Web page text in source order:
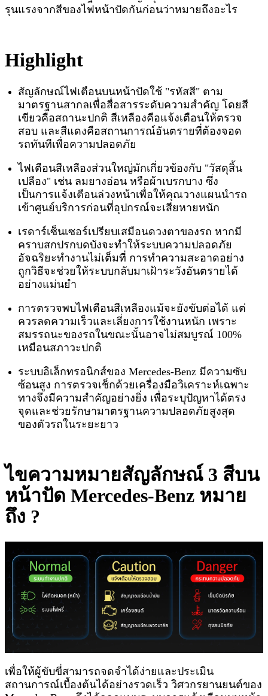
รุนแรงจากสีของไฟหน้าปัดกันก่อนว่าหมายถึงอะไร
Highlight
สัญลักษณ์ไฟเตือนบนหน้าปัดใช้ "รหัสสี" ตาม
มาตรฐานสากลเพื่อสื่อสารระดับความสำคัญ โดยสี
เขียวคือสถานะปกติ สีเหลืองคือแจ้งเตือนให้ตรวจ
สอบ และสีแดงคือสถานการณ์อันตรายที่ต้องจอด
รถทันทีเพื่อความปลอดภัย
ไฟเตือนสีเหลืองส่วนใหญ่มักเกี่ยวข้องกับ "วัสดุสิ้น
เปลือง" เช่น ลมยางอ่อน หรือผ้าเบรกบาง ซึ่ง
เป็นการแจ้งเตือนล่วงหน้าเพื่อให้คุณวางแผนนำรถ
เข้าศูนย์บริการก่อนที่อุปกรณ์จะเสียหายหนัก
เรดาร์เซ็นเซอร์เปรียบเสมือนดวงตาของรถ หากมี
คราบสกปรกบดบังจะทำให้ระบบความปลอดภัย
อัจฉริยะทำงานไม่เต็มที่ การทำความสะอาดอย่าง
ถูกวิธีจะช่วยให้ระบบกลับมาเฝ้าระวังอันตรายได้
อย่างแม่นยำ
การตรวจพบไฟเตือนสีเหลืองแม้จะยังขับต่อได้ แต่
ควรลดความเร็วและเลี่ยงการใช้งานหนัก เพราะ
สมรรถนะของรถในขณะนั้นอาจไม่สมบูรณ์ 100%
เหมือนสภาวะปกติ
ระบบอิเล็กทรอนิกส์ของ Mercedes-Benz มีความซับ
ซ้อนสูง การตรวจเช็กด้วยเครื่องมือวิเคราะห์เฉพาะ
ทางจึงมีความสำคัญอย่างยิ่ง เพื่อระบุปัญหาได้ตรง
จุดและช่วยรักษามาตรฐานความปลอดภัยสูงสุด
ของตัวรถในระยะยาว
ไขความหมายสัญลักษณ์ 3 สีบน
หน้าปัด Mercedes-Benz หมาย
ถึง ?
เพื่อให้ผู้ขับขี่สามารถจดจำได้ง่ายและประเมิน
สถานการณ์เบื้องต้นได้อย่างรวดเร็ว วิศวกรยานยนต์ของ